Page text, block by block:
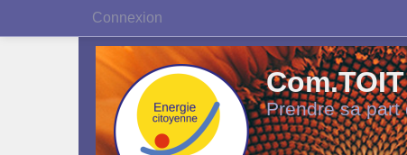
Prendre sa part
Connexion